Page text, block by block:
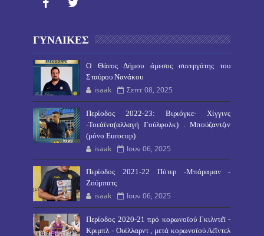
ΓΥΝΑΙΚΕΣ
O Θάνος Δήμου άμεσος συνεργάτης του
Σταύρου Νανάκου
isaak Σεπτ 08, 2025
Περίοδος 2022-23: Βιριόγκε- Χίγγινς
-Τοεάϊνα(αλλαγή Γούλφολκ) . Μπούζαντζιν
(μόνο Eurocup)
isaak Ιουν 06, 2025
Περίοδος 2021-22 Πότερ -Μπάραμαν -
Ζούμπατς
isaak Ιουν 06, 2025
Περίοδος 2020-21 πρό κορωνοϊού Γκιλντέϊ -
Κριμπλ - Ουίλλαρντ , μετά κορωνοϊού Λέϊντελ